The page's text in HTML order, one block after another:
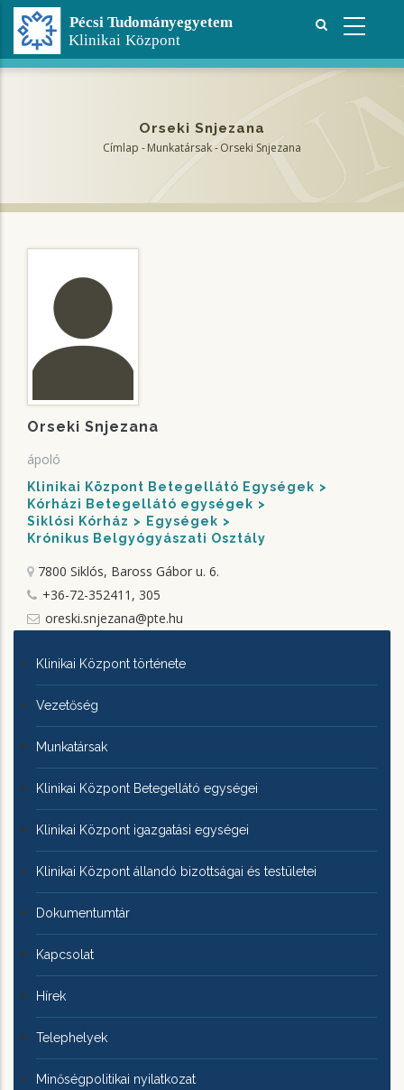
Ugrás
tartalomra
Orseki Snjezana
Címlap -Munkatársak-Orseki Snjezana
Orseki Snjezana
ápoló
Klinikai Központ Betegellátó Egységek
Kórházi Betegellátó egységek
Siklósi Kórház
Egységek
Krónikus Belgyógyászati Osztály
7800 Siklós, Baross Gábor u. 6.
+36-72-352411, 305
oreski.snjezana@pte.hu
KLINIKAI
KÖZPONTRÓL
Klinikai Központ története
Vezetőség
Munkatársak
Klinikai Központ Betegellátó egységei
Klinikai Központ igazgatási egységei
Klinikai Központ állandó bizottságai és testületei
Dokumentumtár
Kapcsolat
Hírek
Telephelyek
Minőségpolitikai nyilatkozat